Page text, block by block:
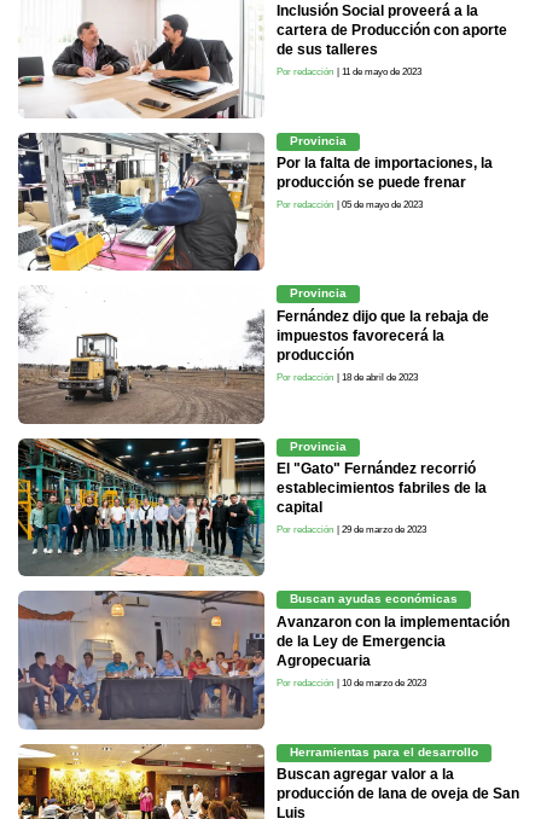
Inclusión Social proveerá a la
cartera de Producción con aporte
de sus talleres
Por redacción | 11 de mayo de 2023
Provincia
Por la falta de importaciones, la
producción se puede frenar
Por redacción | 05 de mayo de 2023
Provincia
Fernández dijo que la rebaja de
impuestos favorecerá la
producción
Por redacción | 18 de abril de 2023
Provincia
El "Gato" Fernández recorrió
establecimientos fabriles de la
capital
Por redacción | 29 de marzo de 2023
Buscan ayudas económicas
Avanzaron con la implementación
de la Ley de Emergencia
Agropecuaria
Por redacción | 10 de marzo de 2023
Herramientas para el desarrollo
Buscan agregar valor a la
producción de lana de oveja de San
Luis